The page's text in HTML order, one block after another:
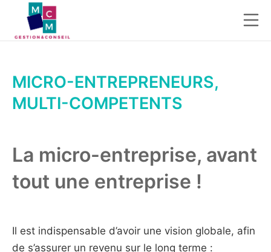
MICRO-ENTREPRENEURS,
MULTI-COMPETENTS
La micro-entreprise, avant
tout une entreprise !
Il est indispensable d’avoir une vision globale, afin
de s’assurer un revenu sur le long terme :